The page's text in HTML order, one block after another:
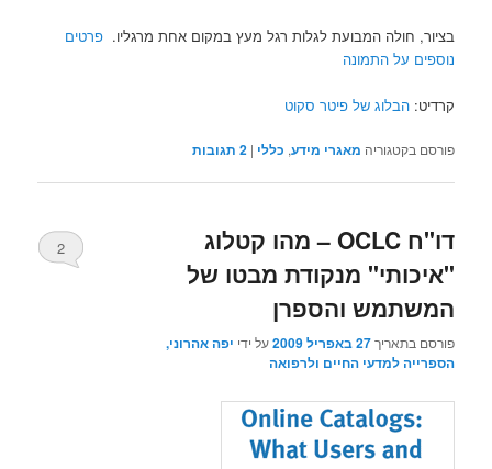
בציור, חולה המבועת לגלות רגל מעץ במקום אחת מרגליו.פרטים
נוספים על התמונה
קרדיט: הבלוג של פיטר סקוט
פורסם בקטגוריה מאגרי מידע, כללי |
2 תגובות
דו"ח OCLC – מהו קטלוג
"איכותי" מנקודת מבטו של
המשתמש והספרן
פורסם בתאריך27 באפריל 2009 על ידי יפה אהרוני,
הספרייה למדעי החיים ולרפואה
2